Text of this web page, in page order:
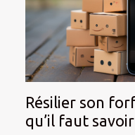
Résilier son
qu’il faut savoir